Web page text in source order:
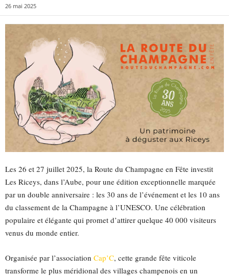
26 mai 2025
Les 26 et 27 juillet 2025, la Route du Champagne en Fête investit
Les Riceys, dans l’Aube, pour une édition exceptionnelle marquée
par un double anniversaire : les 30 ans de l’événement et les 10 ans
du classement de la Champagne à l’UNESCO. Une célébration
populaire et élégante qui promet d’attirer quelque 40 000 visiteurs
venus du monde entier.
Organisée par l’association Cap’C, cette grande fête viticole
transforme le plus méridional des villages champenois en un